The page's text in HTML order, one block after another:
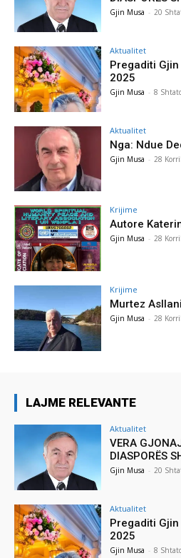
Gjin Musa - 20
Aktualitet
Pregaditi
2025
Gjin Musa - 8
Aktualitet
Nga: Ndue
Gjin Musa - 28
Krijime
Autore
Gjin Musa - 28
Krijime
Murtez Asllani
Gjin Musa - 28
LAJME RELEVANTE
Aktualitet
VERA
DIASPORËS
Gjin Musa - 20
Aktualitet
Pregaditi
2025
Gjin Musa - 8